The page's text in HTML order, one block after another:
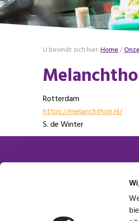
U bevindt zich hier:Home/
Rotterdam
https://melanchthon.nl/
S. de Winter
Contactgegevens
Platform VMBO Zorg &